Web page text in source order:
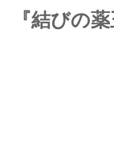
『結びの薬